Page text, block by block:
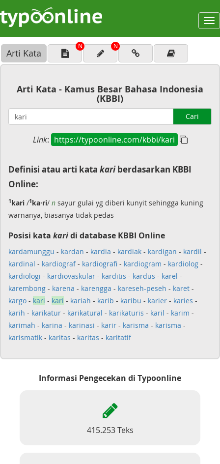
Arti Kata
N N
Arti Kata - Kamus Besar Bahasa Indonesia
(KBBI)
Cari
Link: https://typoonline.com/kbbi/kari
Definisi atau arti kata kariberdasarkan KBBI
Online:
1kari /1ka·ri/ n sayur gulai yg diberi kunyit sehingga kuning
warnanya, biasanya tidak pedas
Posisi kata karidi database KBBI Online
kardamunggu - kardan - kardia - kardiak - kardigan - kardil -
kardinal - kardiograf- kardiografi - kardiogram - kardiolog -
kardiologi - kardiovaskular - karditis - kardus - karel -
karembong - karena - karengga - kareseh-peseh - karet -
kargo - kari - kari - kariah - karib - karibu - karier - karies -
karih - karikatur - karikatural - karikaturis - karil - karim -
karimah - karina - karinasi - karir - karisma - karisma -
karismatik - karitas - karitas - karitatif
Informasi Pengecekan di Typoonline
415.253 Teks